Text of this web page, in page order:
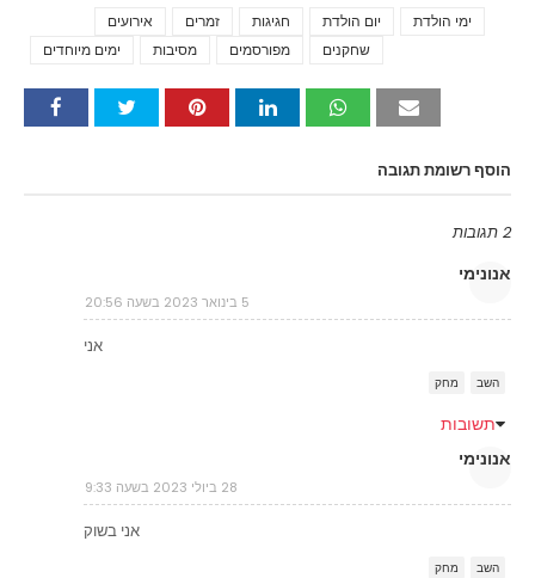
אירועים זמרים חגיגות יום הולדת
ימי הולדת
ימים מיוחדים
מסיבות מפורסמים שחקנים
הוסף רשומת תגובה
2 תגובות
אנונימי
5 בינואר 2023 בשעה 20:56
אני
השב מחק
תשובות
אנונימי
28 ביולי 2023 בשעה 9:33
אני בשוק
השב מחק